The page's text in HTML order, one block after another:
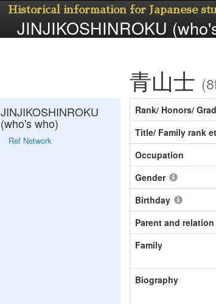
Historical information for Japanese
JINJIKOSHINROKU
青山士
Rank/ Honors/
Title/ Family rank
Occupation
Gender
Birthday
Parent and relation
Family
Biography
JINJIKOSHINROKU
(who's who)
Ref Network